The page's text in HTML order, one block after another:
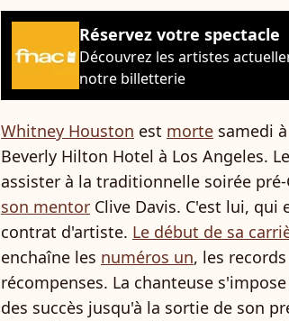
Réservez votre spectacle
Découvrez les artistes
notre billetterie
Whitney Houston est morte samedi
Beverly Hilton Hotel à Los Angeles.
assister à la traditionnelle soirée
son mentor Clive Davis. C'est lui,
contrat d'artiste. Le début de sa
enchaîne les numéros un, les
récompenses. La chanteuse
des succès jusqu'à la sortie de son